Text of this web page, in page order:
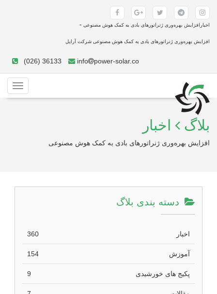
اخبارافزایش بهره‌وری ژنراتورهای بادی به کمک هوش مصنوعی -
افزایش بهره‌وری ژنراتورهای بادی به کمک هوش مصنوعی شرکت آراپل
info power-solar.co
(026) 36133
بلاگ اخبار
افزایش بهره‌وری ژنراتورهای بادی به کمک هوش مصنوعی
دسته بندی بلاگ
اخبار 360
آموزش 154
پکیج های خورشیدی 9